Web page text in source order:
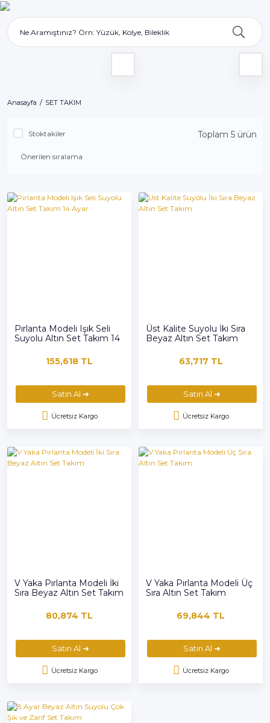
Anasayfa SET TAKIM
Stoktakiler Toplam 5 ürün
Pırlanta Modeli Işık Seli
Suyolu Altın Set Takım 14
155,618 TL
Satın Al ➜
Ücretsiz Kargo
Üst Kalite Suyolu İki Sıra
Beyaz Altın Set Takım
63,717 TL
Satın Al ➜
Ücretsiz Kargo
V Yaka Pırlanta Modeli İki
Sıra Beyaz Altın Set Takım
80,874 TL
Satın Al ➜
Ücretsiz Kargo
V Yaka Pırlanta Modeli Üç
Sıra Altın Set Takım
69,844 TL
Satın Al ➜
Ücretsiz Kargo